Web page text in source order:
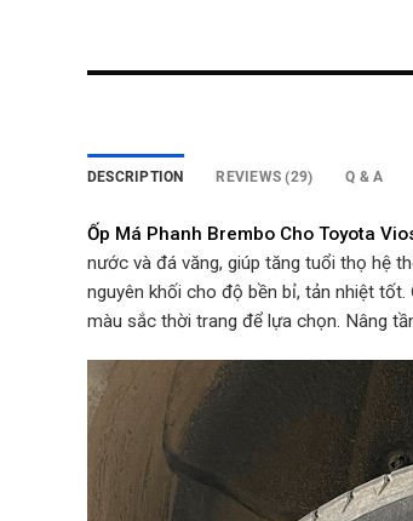
DESCRIPTION REVIEWS (29) Q & A
Ốp Má Phanh Brembo Cho Toyota
nước và đá văng, giúp tăng tuổi thọ hệ
nguyên khối cho độ bền bỉ, tản nhiệt
màu sắc thời trang để lựa chọn. Nâng